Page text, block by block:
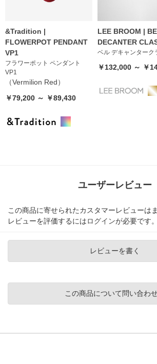
&Tradition |
FLOWERPOT PENDANT
VP1
フラワーポット ペンダント
VP1
（Vermilion Red）
￥79,200 ～ ￥89,430
LEE BROOM |
DECANTER
ベル デキャンターク
￥132,000 ～ ￥
ユーザーレビュー
この商品に寄せられたカスタマーレビューは
レビューを評価するにはログインが必要です。
レビューを書く
この商品について問い合わ